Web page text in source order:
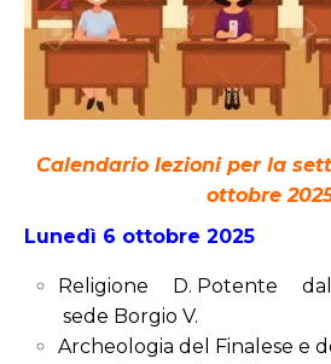
Calendario lezioni per la
ottobre
Lunedì 6 ottobre 2025
Religione D. Potente
sede Borgio V.
Archeologia del Finalese e